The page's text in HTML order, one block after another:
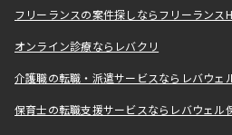
フリーランスの案件探しならフリーランス
オンライン診療ならレバクリ
介護職の転職・派遣サービスならレバウェ
保育士の転職支援サービスならレバウェル